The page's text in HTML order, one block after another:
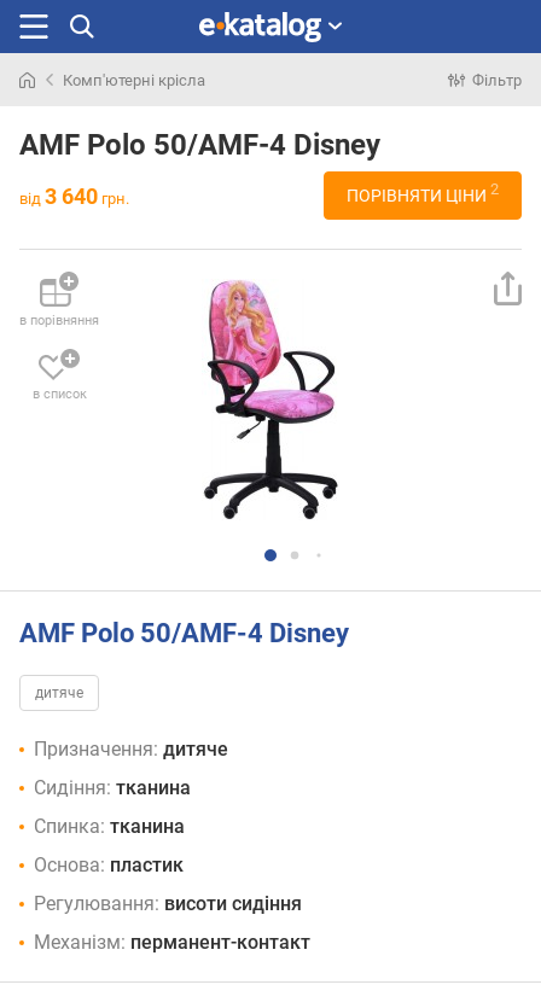
раніше
Комп'ютерні крісла Фільтр
AMF Polo 50/AMF-4 Disney
від 3 640 грн. ПОРІВНЯТИ ЦІНИ 2
в порівняння
в список
AMF Polo 50/AMF-4 Disney
дитяче
Призначення: дитяче
Сидіння: тканина
Спинка: тканина
Основа: пластик
Регулювання: висоти сидіння
Механізм: перманент-контакт